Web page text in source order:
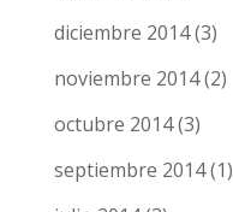
diciembre 2014(3)
noviembre 2014(2)
octubre 2014(3)
septiembre 2014(1)